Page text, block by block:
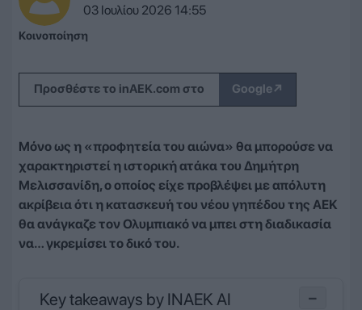
03 Ιουλίου 2026 14:55
Κοινοποίηση
Προσθέστε το inAEK.com στο Google↗
Μόνο ως η «προφητεία του αιώνα» θα μπορούσε να
χαρακτηριστεί η ιστορική ατάκα του Δημήτρη
Μελισσανίδη, ο οποίος είχε προβλέψει με απόλυτη
ακρίβεια ότι η κατασκευή του νέου γηπέδου της ΑΕΚ
θα ανάγκαζε τον Ολυμπιακό να μπει στη διαδικασία
να… γκρεμίσει το δικό του.
Key takeaways by INAEK AI −